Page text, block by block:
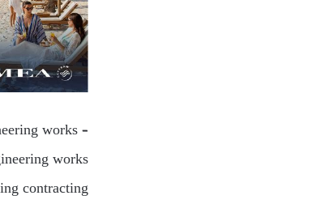
works –
works
contracting